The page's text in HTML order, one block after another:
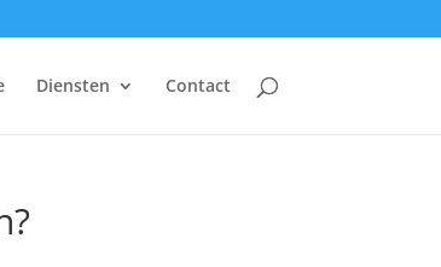
Diensten Contact